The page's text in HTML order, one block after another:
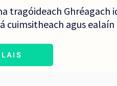
tragóideach Ghréagach
cuimsitheach agus